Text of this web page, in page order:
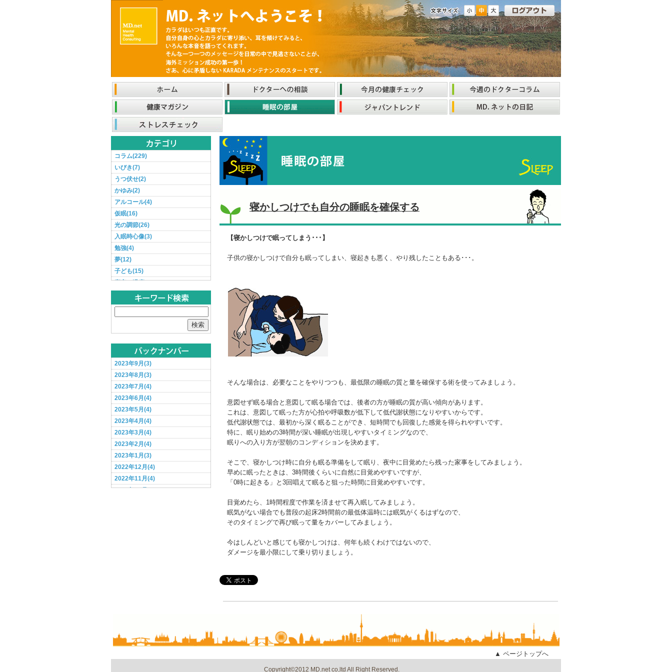
寝かしつけでも自分の睡眠を確保する
【寝かしつけで眠ってしまう･･･】
子供の寝かしつけで自分も眠ってしまい、寝起きも悪く、やり残したこともある･･･。
そんな場合は、必要なことをやりつつも、最低限の睡眠の質と量を確保する術を使ってみましょう。
意図せず眠る場合と意図して眠る場合では、後者の方が睡眠の質が高い傾向があります。
これは、意図して眠った方が心拍や呼吸数が低下して低代謝状態になりやすいからです。
低代謝状態では、最初から深く眠ることができ、短時間でも回復した感覚を得られやすいです。
特に、眠り始めの3時間が深い睡眠が出現しやすいタイミングなので、
眠りへの入り方が翌朝のコンディションを決めます。
そこで、寝かしつけ時に自分も眠る準備をして眠り、夜中に目覚めたら残った家事をしてみましょう。
早めに眠ったときは、3時間後くらいに自然に目覚めやすいですが、
「0時に起きる」と3回唱えて眠ると狙った時間に目覚めやすいです。
目覚めたら、1時間程度で作業を済ませて再入眠してみましょう。
眠気がない場合でも普段の起床2時間前の最低体温時には眠気がくるはずなので、
そのタイミングで再び眠って量をカバーしてみましょう。
今はしんどいと感じても寝かしつけは、何年も続くわけではないので、
ダメージを最小限にして乗り切りましょう。
コラム(229)
いびき(7)
うつ伏せ(2)
かゆみ(2)
アルコール(4)
仮眠(16)
光の調節(26)
入眠時心像(3)
勉強(4)
夢(12)
子ども(15)
寝室の温度(3)
年齢と睡眠(2)
性機能(1)
病気(40)
相談事例紹介(0)
眠れない(127)
眠気(20)
睡眠チェック(5)
睡眠時間(60)
脳の休息(14)
薬(7)
起きられない(23)
途中で起きる(14)
風邪(3)
食事(21)
香り(2)
検索
2023年9月(3)
2023年8月(3)
2023年7月(4)
2023年6月(4)
2023年5月(4)
2023年4月(4)
2023年3月(4)
2023年2月(4)
2023年1月(3)
2022年12月(4)
2022年11月(4)
2022年10月(4)
2021年9月(3)
▲ ページトップへ
Copyright©2012 MD.net co,ltd All Right Reserved.